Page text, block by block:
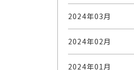
2024年03月
2024年02月
2024年01月